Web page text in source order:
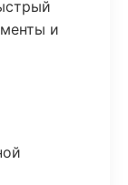
и